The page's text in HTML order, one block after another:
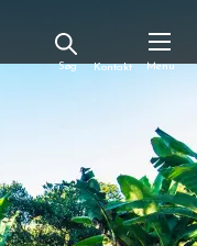
Kontakt